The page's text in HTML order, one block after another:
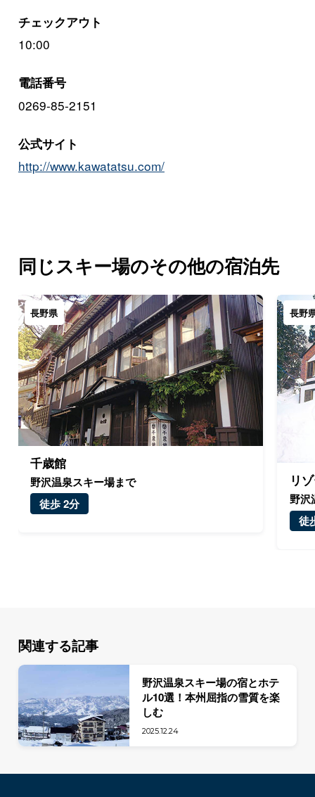
チェックアウト
10:00
電話番号
0269-85-2151
公式サイト
http://www.kawatatsu.com/
同じスキー場のその他の宿泊先
長野県
千歳館
野沢温泉スキー場まで
徒歩 2分
長野
リ
野沢
徒
関連する記事
野沢温泉スキー場の宿とホテ
ル10選！本州屈指の雪質を楽
しむ
2025.12.24